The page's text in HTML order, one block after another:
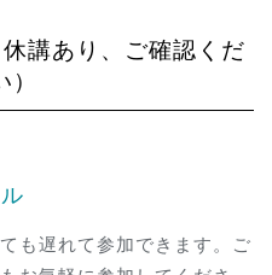
も遅れて参加できます。ご